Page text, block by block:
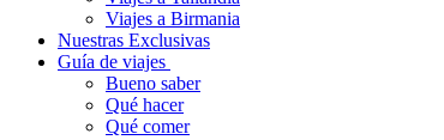
Viajes a Birmania
Nuestras Exclusivas
Guía de viajes
Bueno saber
Qué hacer
Qué comer